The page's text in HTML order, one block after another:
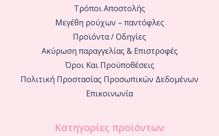
Τρόποι Αποστολής
Μεγέθη ρούχων – παντόφλες
Προϊόντα / Οδηγίες
Ακύρωση παραγγελίας & Επιστροφές
Όροι Και Προϋποθέσεις
Πολιτική Προστασίας Προσωπικών Δεδομένων
Επικοινωνία
Κατηγορίες προϊόντων